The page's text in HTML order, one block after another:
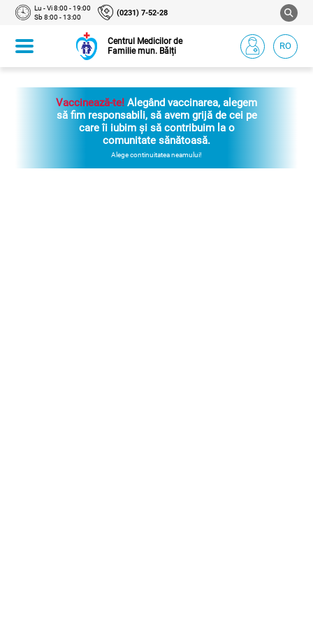
Lu - Vi 8:00 - 19:00
Sb 8:00 - 13:00
(0231) 7-52-28
Centrul Medicilor de
Familie mun. Bălți
RO
Vaccinează-te! Alegând vaccinarea, alegem
să fim responsabili, să avem grijă de cei pe
care îi iubim și să contribuim la o
comunitate sănătoasă.
Alege continuitatea neamului!